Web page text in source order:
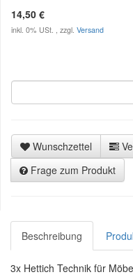
14,50 €
inkl. 0% USt. , zzgl. Versand
Wunschzettel
Frage zum Produkt
Beschreibung
3x Hettich Technik für